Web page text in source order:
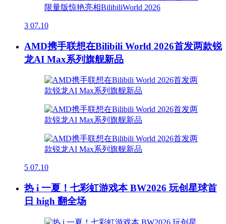
3 07.10
AMD携手联想在Bilibili World 2026首发两款锐
龙AI Max系列旗舰新品
5 07.10
热 i 一夏！七彩虹游戏本 BW2026 玩创星球首
日 high 翻全场